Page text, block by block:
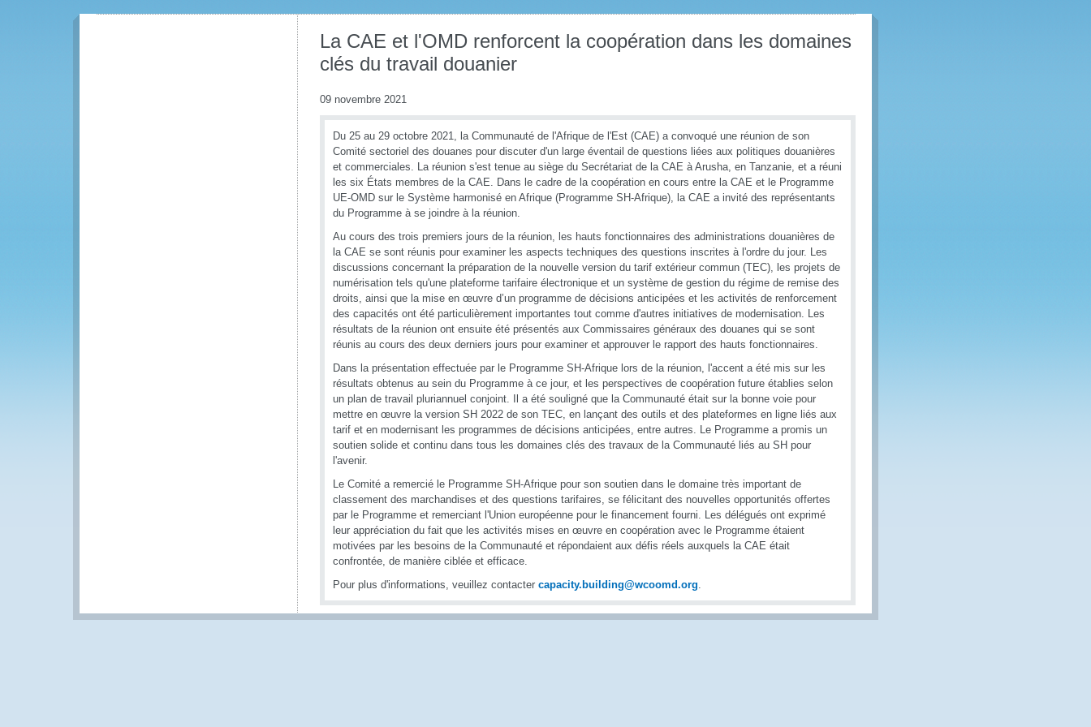
La CAE et l'OMD renforcent la coopération dans les domaines
clés du travail douanier
09 novembre 2021
Du 25 au 29 octobre 2021, la Communauté de l'Afrique de l'Est (CAE) a convoqué une réunion de son
Comité sectoriel des douanes pour discuter d'un large éventail de questions liées aux politiques douanières
et commerciales. La réunion s'est tenue au siège du Secrétariat de la CAE à Arusha, en Tanzanie, et a réuni
les six États membres de la CAE. Dans le cadre de la coopération en cours entre la CAE et le Programme
UE-OMD sur le Système harmonisé en Afrique (Programme SH-Afrique), la CAE a invité des représentants
du Programme à se joindre à la réunion.
Au cours des trois premiers jours de la réunion, les hauts fonctionnaires des administrations douanières de
la CAE se sont réunis pour examiner les aspects techniques des questions inscrites à l'ordre du jour. Les
discussions concernant la préparation de la nouvelle version du tarif extérieur commun (TEC), les projets de
numérisation tels qu'une plateforme tarifaire électronique et un système de gestion du régime de remise des
droits, ainsi que la mise en œuvre d’un programme de décisions anticipées et les activités de renforcement
des capacités ont été particulièrement importantes tout comme d'autres initiatives de modernisation. Les
résultats de la réunion ont ensuite été présentés aux Commissaires généraux des douanes qui se sont
réunis au cours des deux derniers jours pour examiner et approuver le rapport des hauts fonctionnaires.
Dans la présentation effectuée par le Programme SH-Afrique lors de la réunion, l'accent a été mis sur les
résultats obtenus au sein du Programme à ce jour, et les perspectives de coopération future établies selon
un plan de travail pluriannuel conjoint. Il a été souligné que la Communauté était sur la bonne voie pour
mettre en œuvre la version SH 2022 de son TEC, en lançant des outils et des plateformes en ligne liés aux
tarif et en modernisant les programmes de décisions anticipées, entre autres. Le Programme a promis un
soutien solide et continu dans tous les domaines clés des travaux de la Communauté liés au SH pour
l'avenir.
Le Comité a remercié le Programme SH-Afrique pour son soutien dans le domaine très important de
classement des marchandises et des questions tarifaires, se félicitant des nouvelles opportunités offertes
par le Programme et remerciant l'Union européenne pour le financement fourni. Les délégués ont exprimé
leur appréciation du fait que les activités mises en œuvre en coopération avec le Programme étaient
motivées par les besoins de la Communauté et répondaient aux défis réels auxquels la CAE était
confrontée, de manière ciblée et efficace.
Pour plus d'informations, veuillez contacter capacity.building@wcoomd.org.